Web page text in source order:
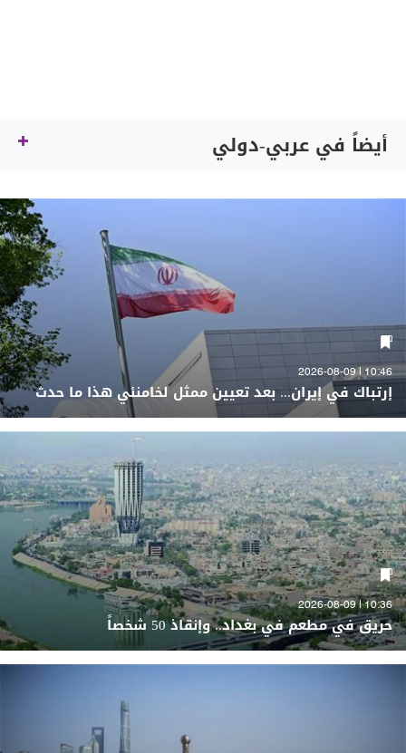
أيضاً في عربي-دولي
10:46 | 2026-08-09
إرتباك في إيران... بعد تعيين ممثل لخامنئي هذا ما حدث
10:36 | 2026-08-09
حريق في مطعم في بغداد.. وإنقاذ 50 شخصاً